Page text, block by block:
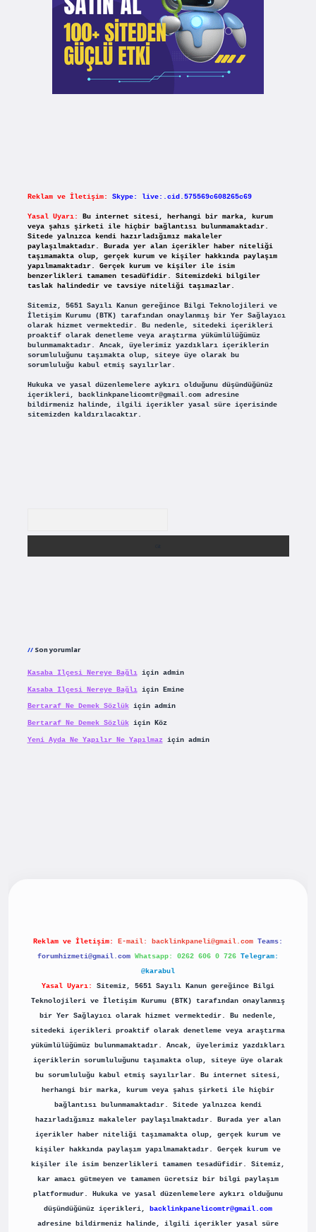
Reklam ve İletişim: Skype: live:.cid.575569c608265c69
Yasal Uyarı:
Bu internet sitesi, herhangi bir marka, kurum
veya şahıs şirketi ile hiçbir bağlantısı bulunmamaktadır.
Sitede yalnızca kendi hazırladığımız makaleler
paylaşılmaktadır. Burada yer alan içerikler haber niteliği
taşımamakta olup, gerçek kurum ve kişiler hakkında paylaşım
yapılmamaktadır. Gerçek kurum ve kişiler ile isim
benzerlikleri tamamen tesadüfidir. Sitemizdeki bilgiler
taslak halindedir ve tavsiye niteliği taşımazlar.
Sitemiz, 5651 Sayılı Kanun gereğince Bilgi Teknolojileri ve
İletişim Kurumu (BTK) tarafından onaylanmış bir Yer Sağlayıcı
olarak hizmet vermektedir. Bu nedenle, sitedeki içerikleri
proaktif olarak denetleme veya araştırma yükümlülüğümüz
bulunmamaktadır. Ancak, üyelerimiz yazdıkları içeriklerin
sorumluluğunu taşımakta olup, siteye üye olarak bu
sorumluluğu kabul etmiş sayılırlar.
Hukuka ve yasal düzenlemelere aykırı olduğunu düşündüğünüz
içerikleri, backlinkpanelicomtr@gmail.comadresine
bildirmeniz halinde, ilgili içerikler yasal süre içerisinde
sitemizden kaldırılacaktır.
Son yorumlar
Kasaba Ilçesi Nereye Bağlıiçin admin
Kasaba Ilçesi Nereye Bağlıiçin Emine
Bertaraf Ne Demek Sözlükiçin admin
Bertaraf Ne Demek Sözlükiçin Köz
Yeni Ayda Ne Yapılır Ne Yapılmaziçin admin
Reklam ve İletişim: E-mail: backlinkpaneli@gmail.com Teams:
forumhizmeti@gmail.com Whatsapp: 0262 606 0 726 Telegram:
@karabul
Yasal Uyarı:
Sitemiz, 5651 Sayılı Kanun gereğince Bilgi
Teknolojileri ve İletişim Kurumu (BTK) tarafından onaylanmış
bir Yer Sağlayıcı olarak hizmet vermektedir. Bu nedenle,
sitedeki içerikleri proaktif olarak denetleme veya araştırma
yükümlülüğümüz bulunmamaktadır. Ancak, üyelerimiz yazdıkları
içeriklerin sorumluluğunu taşımakta olup, siteye üye olarak
bu sorumluluğu kabul etmiş sayılırlar. Bu internet sitesi,
herhangi bir marka, kurum veya şahıs şirketi ile hiçbir
bağlantısı bulunmamaktadır. Sitede yalnızca kendi
hazırladığımız makaleler paylaşılmaktadır. Burada yer alan
içerikler haber niteliği taşımamakta olup, gerçek kurum ve
kişiler hakkında paylaşım yapılmamaktadır. Gerçek kurum ve
kişiler ile isim benzerlikleri tamamen tesadüfidir. Sitemiz,
kar amacı gütmeyen ve tamamen ücretsiz bir bilgi paylaşım
platformudur. Hukuka ve yasal düzenlemelere aykırı olduğunu
düşündüğünüz içerikleri,
backlinkpanelicomtr@gmail.com
adresine bildirmeniz halinde, ilgili içerikler yasal süre